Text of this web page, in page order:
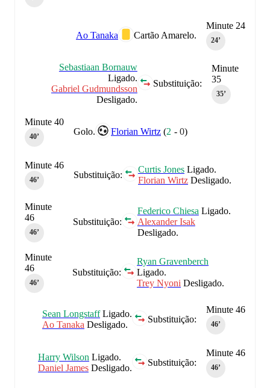
Minute 24
24‎’‎
Cartão Amarelo.
Ao Tanaka
Minute
35
35‎’‎
Substituição:
Sebastiaan Bornauw
Ligado.
Gabriel Gudmundsson
Desligado.
Golo. Florian Wirtz (2 -0)
Minute 40
40‎’‎
Substituição:
Curtis Jones Ligado.
Florian Wirtz Desligado.
Minute 46
46‎’‎
Substituição:
Federico Chiesa Ligado.
Alexander Isak
Desligado.
Minute
46
46‎’‎
Substituição:
Ryan Gravenberch
Ligado.
Trey Nyoni Desligado.
Minute
46
46‎’‎
Minute 46
46‎’‎
Substituição:
Sean LongstaffLigado.
Ao Tanaka Desligado.
Minute 46
46‎’‎
Substituição:
Harry Wilson Ligado.
Daniel James Desligado.